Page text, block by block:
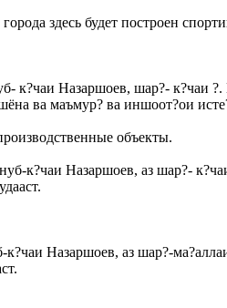
здесь будет построен
к?чаи Назаршоев, шар?- к?чаи
ва маъмур? ва иншоот?ои
объекты.
к?чаи Назаршоев, аз шар?-
Назаршоев, аз шар?-